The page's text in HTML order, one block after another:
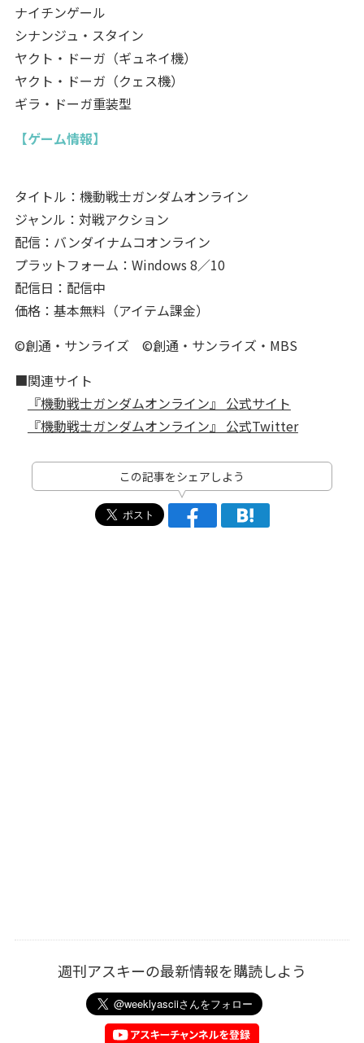
ナイチンゲール
シナンジュ・スタイン
ヤクト・ドーガ（ギュネイ機）
ヤクト・ドーガ（クェス機）
ギラ・ドーガ重装型
【ゲーム情報】
タイトル：機動戦士ガンダムオンライン
ジャンル：対戦アクション
配信：バンダイナムコオンライン
プラットフォーム：Windows 8／10
配信日：配信中
価格：基本無料（アイテム課金）
©創通・サンライズ ©創通・サンライズ・MBS
■関連サイト
『機動戦士ガンダムオンライン』 公式サイト
『機動戦士ガンダムオンライン』 公式Twitter
この記事をシェアしよう
週刊アスキーの最新情報を購読しよう